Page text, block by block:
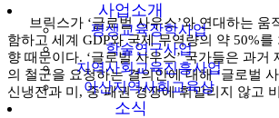
사업소개
평생교육장학사업
학술연구사업
지역사회교육진흥사업
아산지역사회교육상
소식
브릭스가 ‘글로벌 사우스’와 연대하는 움
함하고 세계 GDP와 국제 무역량의 약 50%
향 때문이다. ‘글로벌 사우스’ 국가들은 과
의 철군을 요청하는 결의안에 대해 ‘글로벌
신냉전과 미, 중 패권 경쟁에 휘말리지 않고